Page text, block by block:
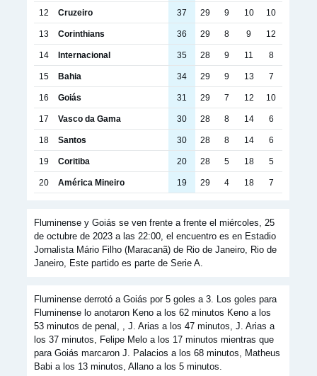
12 Cruzeiro 37 29 9 10 10
13 Corinthians 36 29 8 9 12
14 Internacional 35 28 9 11 8
15 Bahia 34 29 9 13 7
16 Goiás 31 29 7 12 10
17 Vasco da Gama 30 28 8 14 6
18 Santos 30 28 8 14 6
19 Coritiba 20 28 5 18 5
20 América Mineiro 19 29 4 18 7
Fluminense y Goiás se ven frente a frente el miércoles, 25
de octubre de 2023 a las 22:00, el encuentro es en Estadio
Jornalista Mário Filho (Maracanã) de Rio de Janeiro, Rio de
Janeiro, Este partido es parte de Serie A.
Fluminense derrotó a Goiás por 5 goles a 3. Los goles para
Fluminense lo anotaron Keno a los 62 minutos Keno a los
53 minutos de penal, , J. Arias a los 47 minutos, J. Arias a
los 37 minutos, Felipe Melo a los 17 minutos mientras que
para Goiás marcaron J. Palacios a los 68 minutos, Matheus
Babi a los 13 minutos, Allano a los 5 minutos.